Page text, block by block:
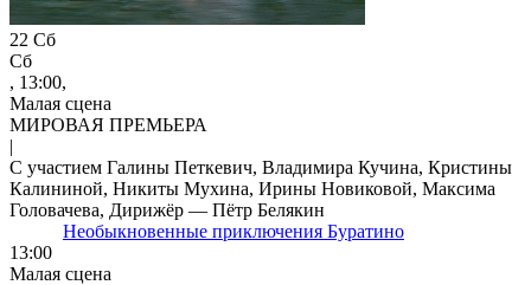
22 Сб
Сб
, 13:00,
Малая сцена
МИРОВАЯ ПРЕМЬЕРА
|
С участием Галины Петкевич, Владимира Кучина, Кристины
Калининой, Никиты Мухина, Ирины Новиковой, Максима
Головачева, Дирижёр — Пётр Белякин
Необыкновенные приключения Буратино
13:00
Малая сцена